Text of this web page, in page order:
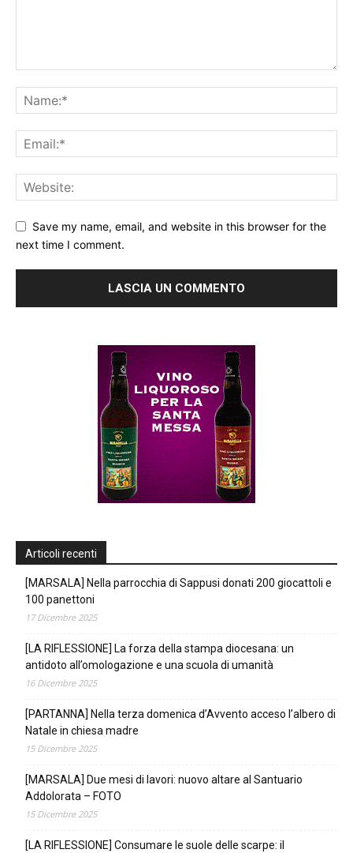
Save my name, email, and website in this browser for the
next time I comment.
Articoli recenti
[MARSALA] Nella parrocchia di Sappusi donati 200 giocattoli e
100 panettoni
17 Dicembre 2025
[LA RIFLESSIONE] La forza della stampa diocesana: un
antidoto all’omologazione e una scuola di umanità
16 Dicembre 2025
[PARTANNA] Nella terza domenica d’Avvento acceso l’albero di
Natale in chiesa madre
15 Dicembre 2025
[MARSALA] Due mesi di lavori: nuovo altare al Santuario
Addolorata – FOTO
15 Dicembre 2025
[LA RIFLESSIONE] Consumare le suole delle scarpe: il